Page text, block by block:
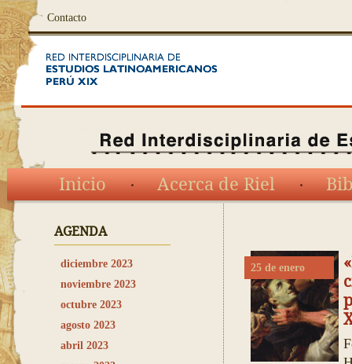
Contacto
Inicio Acerca de Riel
AGENDA
diciembre 2023
noviembre 2023
octubre 2023
agosto 2023
abril 2023
25 de enero